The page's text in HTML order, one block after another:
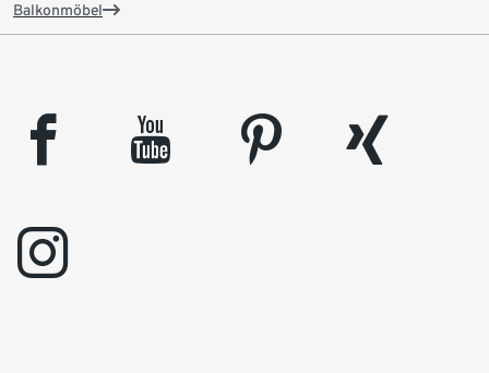
Balkonmöbel
facebook youtube pinterest
xing
instagram